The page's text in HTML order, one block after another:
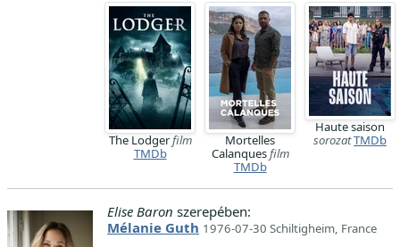
The Lodgerfilm
TMDb
Mortelles
Calanquesfilm
TMDb
Haute saison
sorozatTMDb
Elise Baron szerepében:
Mélanie Guth 1976-07-30 Schiltigheim, France